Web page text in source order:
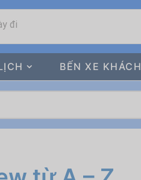
đi
BẾN XE KHÁCH